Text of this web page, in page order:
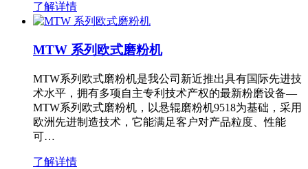
了解详情
MTW 系列欧式磨粉机
MTW系列欧式磨粉机是我公司新近推出具有国际先进技
术水平，拥有多项自主专利技术产权的最新粉磨设备—
MTW系列欧式磨粉机，以悬辊磨粉机9518为基础，采用
欧洲先进制造技术，它能满足客户对产品粒度、性能
可…
了解详情